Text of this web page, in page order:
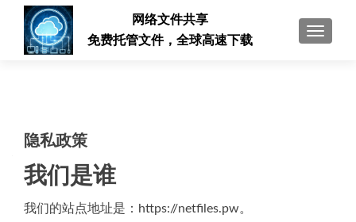
切换导
网络文件共享
免费托管文件，全球高速下载
隐私政策
我们是谁
我们的站点地址是：https://netfiles.pw。